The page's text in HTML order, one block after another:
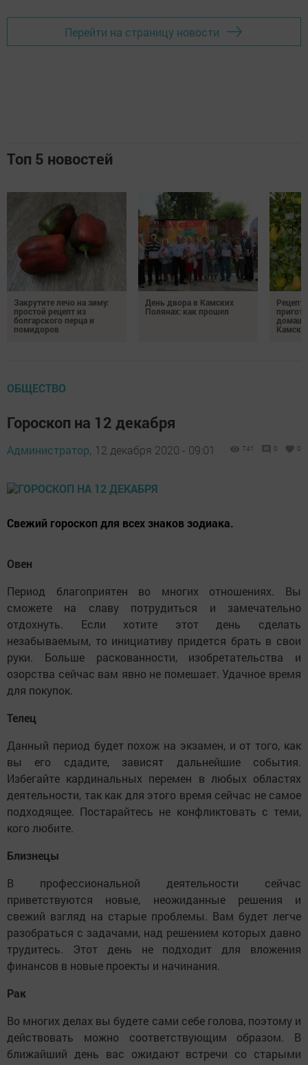
Перейти на страницу новости
Топ 5 новостей
Закрутите лечо на зиму:
простой рецепт из
болгарского перца и
помидоров
День двора в Камских
Полянах: как прошел
ОБЩЕСТВО
Гороскоп на 12 декабря
Администратор, 12 декабря 2020 - 09:01 741 0 0
Свежий гороскоп для всех знаков зодиака.
Овен
Период благоприятен во многих отношениях. Вы
сможете на славу потрудиться и замечательно
отдохнуть. Если хотите этот день сделать
незабываемым, то инициативу придется брать в свои
руки. Больше раскованности, изобретательства и
озорства сейчас вам явно не помешает. Удачное время
для покупок.
Телец
Данный период будет похож на экзамен, и от того, как
вы его сдадите, зависят дальнейшие события.
Избегайте кардинальных перемен в любых областях
деятельности, так как для этого время сейчас не самое
подходящее. Постарайтесь не конфликтовать с теми,
кого любите.
Близнецы
В профессиональной деятельности сейчас
приветствуются новые, неожиданные решения и
свежий взгляд на старые проблемы. Вам будет легче
разобраться с задачами, над решением которых давно
трудитесь. Этот день не подходит для вложения
финансов в новые проекты и начинания.
Рак
Во многих делах вы будете сами себе голова, поэтому и
действовать можно соответствующим образом. В
ближайший день вас ожидают встречи со старыми